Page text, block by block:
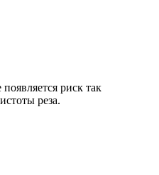
риск так
реза.